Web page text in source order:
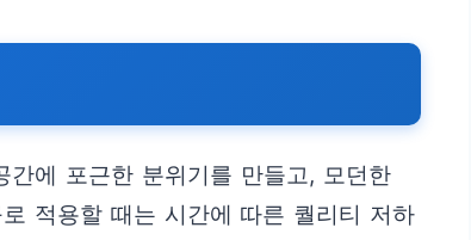
에 포근한 분위기를 만들고, 모던한
적용할 때는 시간에 따른 퀄리티 저하